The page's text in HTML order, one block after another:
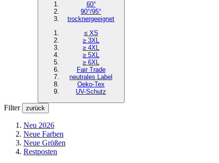
60°
90°/95°
trocknergeeignet
≤ XS
≥ 3XL
≥ 4XL
≥ 5XL
≥ 6XL
Fair Trade
neutrales Label
Oeko-Tex
UV-Schutz
Filter zurück
Neu 2026
Neue Farben
Neue Größen
Restposten